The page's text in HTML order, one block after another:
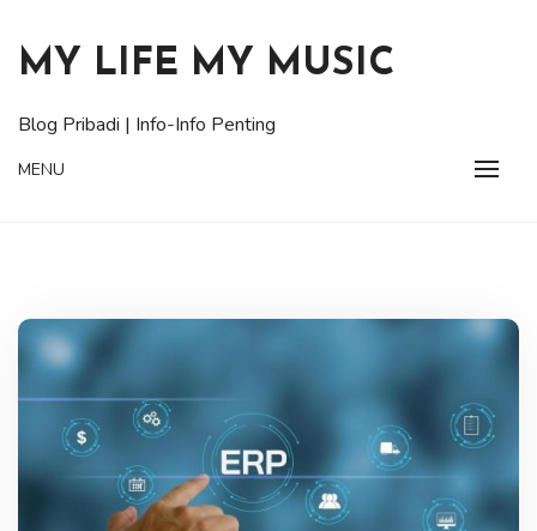
content
MY LIFE MY MUSIC
Blog Pribadi | Info-Info Penting
MENU